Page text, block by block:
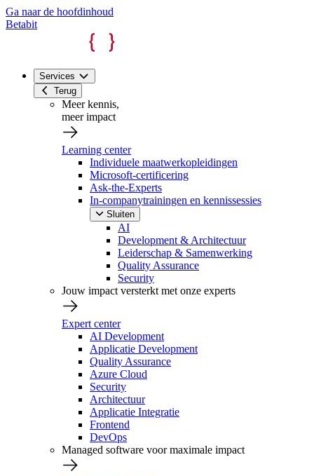
Ga naar de hoofdinhoud
Betabit
Services
Terug
Meer kennis,
meer impact
Learning center
Individuele maatwerkopleidingen
Microsoft-certificering
Ask-the-Experts
In-companytrainingen en kennissessies
Sluiten
AI
Development & Architectuur
Leiderschap & Samenwerking
Quality Assurance
Security
Jouw impact versterkt met onze experts
Expert center
AI Development
Applicatie Development
Quality Assurance
Azure Cloud
Security
Architectuur
Applicatie Integratie
Frontend
DevOps
Managed software voor maximale impact